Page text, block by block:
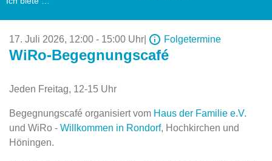
17. Juli 2026, 12:00 - 15:00 Uhr Folgetermine
WiRo-Begegnungscafé
Jeden Freitag, 12-15 Uhr
Begegnungscafé organisiert vom Haus der Familie e.V.
und WiRo - Willkommen in Rondorf, Hochkirchen und
Höningen.